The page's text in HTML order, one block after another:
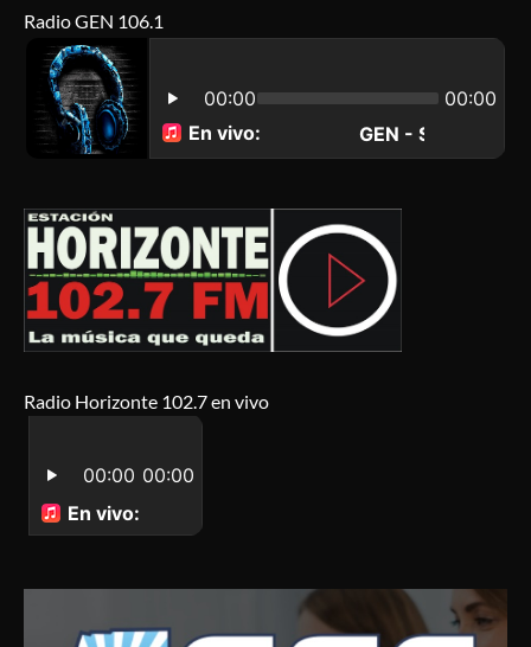
Radio GEN 106.1
Radio Horizonte 102.7 en vivo